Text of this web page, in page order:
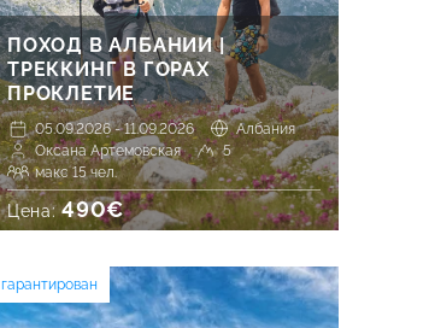
ПОХОД В АЛБАНИИ |
ТРЕККИНГ В ГОРАХ
ПРОКЛЕТИЕ
05.09.2026 - 11.09.2026
Албания
Оксана Артемовская
5
макс 15 чел.
Цена:490€
гарантирован